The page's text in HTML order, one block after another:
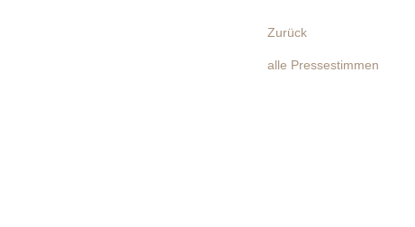
Zurück
alle Pressestimmen